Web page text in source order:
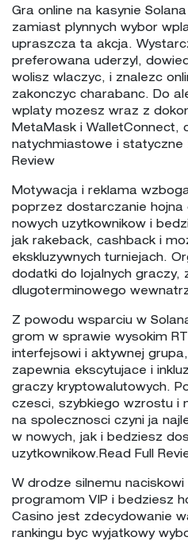
Gra online na kasynie
zamiast plynnych wybor
upraszcza ta akcja.
preferowana uderzyl,
wolisz wlaczyc, i znalezc
zakonczyc charabanc. Do
wplaty mozesz wraz z
MetaMask i WalletConnect,
natychmiastowe i statyczne
Review
Motywacja i reklama
poprzez dostarczanie
nowych uzytkownikow i
jak rakeback, cashback i
ekskluzywnych turniejach.
dodatki do lojalnych graczy,
dlugoterminowego
Z powodu wsparciu w
grom w sprawie wysokim
interfejsowi i aktywnej
zapewnia ekscytujace i
graczy kryptowalutowych.
czesci, szybkiego wzrostu i
na spolecznosci czyni ja
w nowych, jak i bedziesz
uzytkownikow.Read Full
W drodze silnemu naciskowi
programom VIP i bedziesz
Casino jest zdecydowanie
rankingu byc wyjatkowy